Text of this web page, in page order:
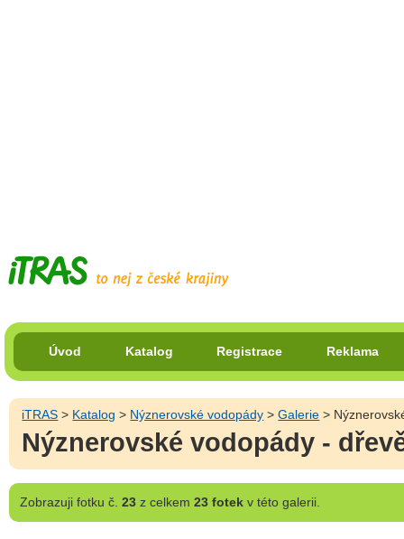
Úvod Katalog Registrace Reklama
iTRAS > Katalog > Nýznerovské vodopády >Galerie >
Nýznerovské vodopády -
Zobrazujifotku č. 23z celkem 23 fotekv této galerii.